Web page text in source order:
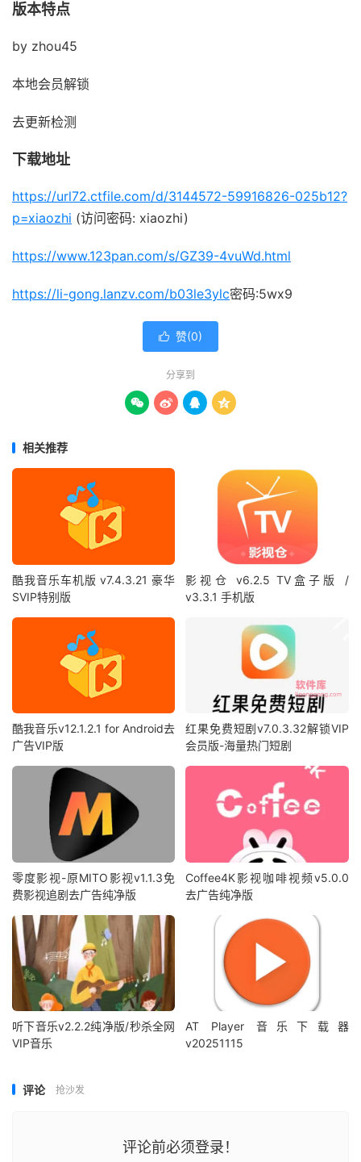
版本特点
by zhou45
本地会员解锁
去更新检测
下载地址
https://url72.ctfile.com/d/3144572-59916826-025b12?
p=xiaozhi (访问密码: xiaozhi)
https://www.123pan.com/s/GZ39-4vuWd.html
https://li-gong.lanzv.com/b03le3ylc密码:5wx9
 赞(0)
分享到
   
相关推荐
酷我音乐车机版 v7.4.3.21 豪华
SVIP特别版
影视仓 v6.2.5 TV盒子版 /
v3.3.1 手机版
酷我音乐v12.1.2.1 for Android去
广告VIP版
红果免费短剧v7.0.3.32解锁VIP
会员版-海量热门短剧
零度影视-原MITO影视v1.1.3免
费影视追剧去广告纯净版
Coffee4K影视咖啡视频v5.0.0
去广告纯净版
听下音乐v2.2.2纯净版/秒杀全网
VIP音乐
AT Player 音乐下载器
v20251115
评论 抢沙发
评论前必须登录！